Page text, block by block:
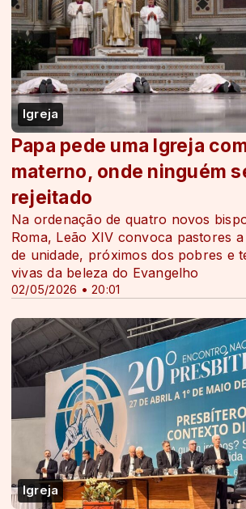
Igreja
02/05/2026 • 20:01
Papa pede uma Igreja
materno, onde ninguém
rejeitado
Na ordenação de quatro novos
Roma, Leão XIV convoca pastores
de unidade, próximos dos pobres e
vivas da beleza do Evangelho
Igreja